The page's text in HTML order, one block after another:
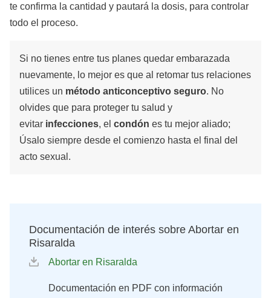
te confirma la cantidad y pautará la dosis, para controlar
todo el proceso.
Si no tienes entre tus planes quedar embarazada
nuevamente, lo mejor es que al retomar tus relaciones
utilices un método anticonceptivo seguro. No
olvides que para proteger tu salud y
evitar infecciones, el condón es tu mejor aliado;
Úsalo siempre desde el comienzo hasta el final del
acto sexual.
Documentación de interés sobre Abortar en
Risaralda
Abortar en Risaralda
Documentación en PDF con información